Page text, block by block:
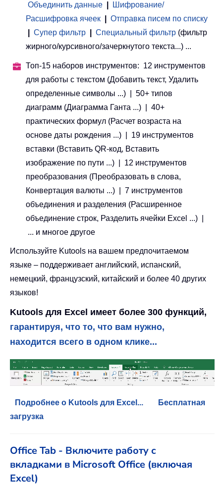
Объединить данные
Шифрование/
Расшифровка ячеек
Отправка писем по списку
Супер фильтр Специальный фильтр (фильтр
жирного/курсивного/зачеркнутого текста...) ...
Топ-15 наборов инструментов: 12 инструментов
для работы с текстом (Добавить текст, Удалить
определенные символы ...) | 50+ типов
диаграмм (Диаграмма Ганта ...) | 40+
практических формул (Расчет возраста на
основе даты рождения ...) | 19 инструментов
вставки (Вставить QR-код, Вставить
изображение по пути ...) | 12 инструментов
преобразования (Преобразовать в слова,
Конвертация валюты ...) | 7 инструментов
объединения и разделения (Расширенное
объединение строк, Разделить ячейки Excel ...) |
... и многое другое
Используйте Kutools на вашем предпочитаемом
языке – поддерживает английский, испанский,
немецкий, французский, китайский и более 40 других
языков!
Kutools для Excel имеет более 300 функций,
гарантируя, что то, что вам нужно,
находится всего в одном клике...
Подробнее о Kutools для Excel...
Бесплатная
загрузка
Office Tab - Включите работу с
вкладками в Microsoft Office (включая
Excel)